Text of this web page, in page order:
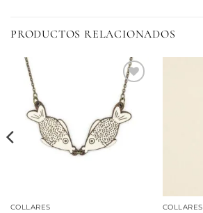
PRODUCTOS RELACIONADOS
Añadir
a la
lista de
deseos
COLLARES COLLARES